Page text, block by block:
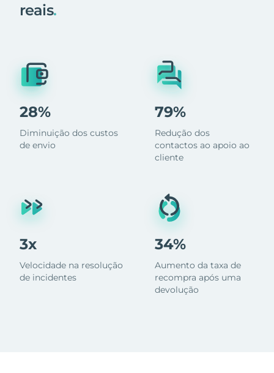
reais.
28%
Diminuição dos custos
de envio
3x
Velocidade na resolução
de incidentes
79%
Redução dos
contactos ao apoio ao
cliente
34%
Aumento da taxa de
recompra após uma
devolução